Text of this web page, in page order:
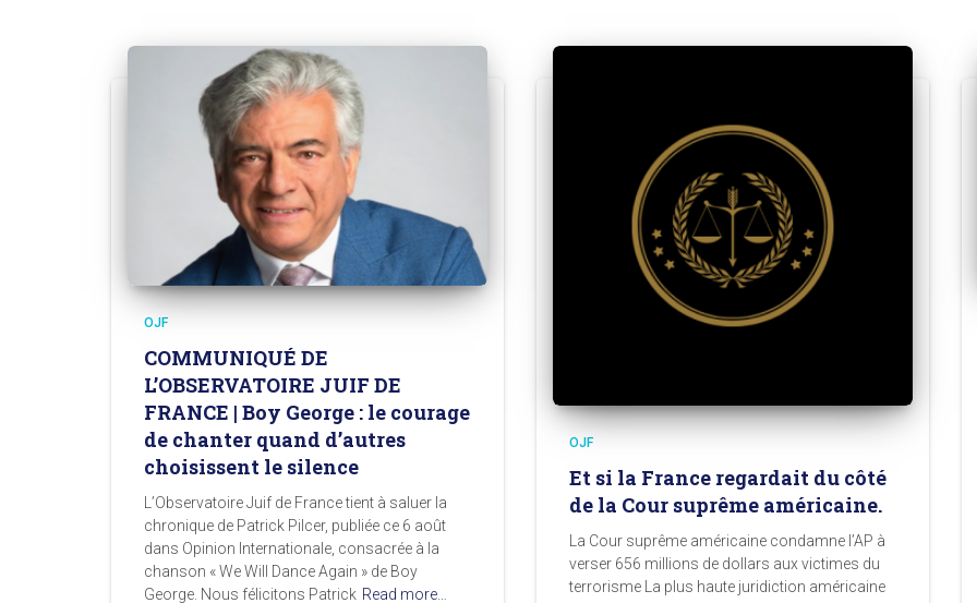
OJF
COMMUNIQUÉ DE
L’OBSERVATOIRE JUIF DE
FRANCE | Boy George : le courage
de chanter quand d’autres
choisissent le silence
L’Observatoire Juif de France tient à saluer la
chronique de Patrick Pilcer, publiée ce 6 août
dans Opinion Internationale, consacrée à la
chanson « We Will Dance Again » de Boy
George. Nous félicitons Patrick Read more…
OJF
Et si la France regardait du côté
de la Cour suprême américaine.
La Cour suprême américaine condamne l’AP à
verser 656 millions de dollars aux victimes du
terrorisme La plus haute juridiction américaine